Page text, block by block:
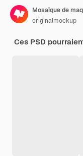
Mosaïque de
originalmockup
Ces PSD